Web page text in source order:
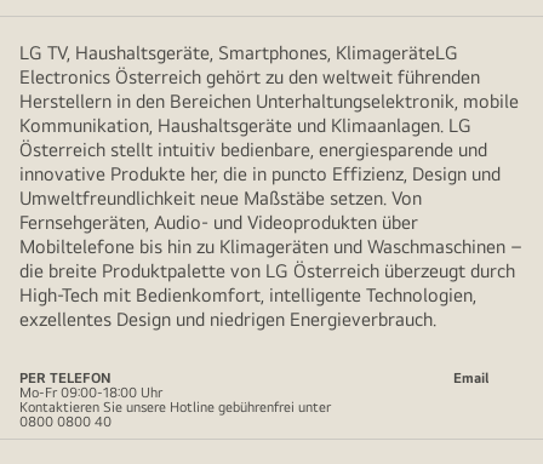
LG TV, Haushaltsgeräte, Smartphones, KlimageräteLG
Electronics Österreich gehört zu den weltweit führenden
Herstellern in den Bereichen Unterhaltungselektronik, mobile
Kommunikation, Haushaltsgeräte und Klimaanlagen. LG
Österreich stellt intuitiv bedienbare, energiesparende und
innovative Produkte her, die in puncto Effizienz, Design und
Umweltfreundlichkeit neue Maßstäbe setzen. Von
Fernsehgeräten, Audio- und Videoprodukten über
Mobiltelefone bis hin zu Klimageräten und Waschmaschinen –
die breite Produktpalette von LG Österreich überzeugt durch
High-Tech mit Bedienkomfort, intelligente Technologien,
exzellentes Design und niedrigen Energieverbrauch.
PER TELEFON
Email
Mo-Fr 09:00-18:00 Uhr
Kontaktieren Sie unsere Hotline gebührenfrei unter
0800 0800 40